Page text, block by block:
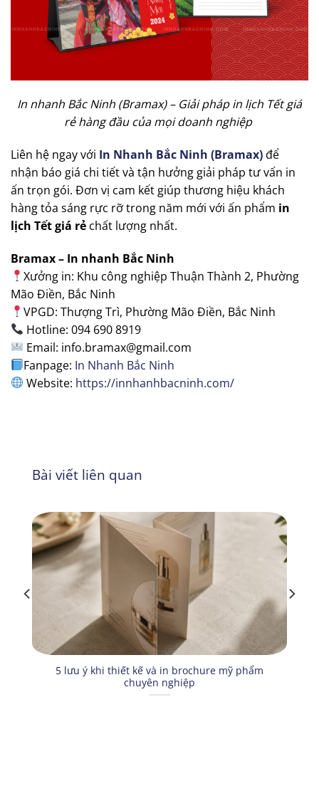
In nhanh Bắc Ninh (Bramax) – Giải pháp in lịch Tết giá
rẻ hàng đầu của mọi doanh nghiệp
Liên hệ ngay với In Nhanh Bắc Ninh (Bramax)để
nhận báo giá chi tiết và tận hưởng giải pháp tư vấn in
ấn trọn gói. Đơn vị cam kết giúp thương hiệu khách
hàng tỏa sáng rực rỡ trong năm mới với ấn phẩm in
lịch Tết giá rẻ chất lượng nhất.
Bramax – In nhanh Bắc Ninh
Xưởng in: Khu công nghiệp Thuận Thành 2, Phường
Mão Điền, Bắc Ninh
VPGD: Thượng Trì, Phường Mão Điền, Bắc Ninh
Hotline: 094 690 8919
Email: info.bramax@gmail.com
Fanpage: In Nhanh Bắc Ninh
Website: https://innhanhbacninh.com/
Bài viết liên quan
5 lưu ý khi thiết kế và in brochure mỹ phẩm
chuyên nghiệp